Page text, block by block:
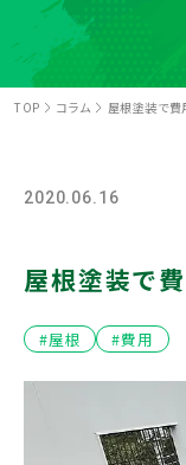
TOP コラム 屋根塗装で費
2020.06.16
屋根塗装で
#屋根 #費用